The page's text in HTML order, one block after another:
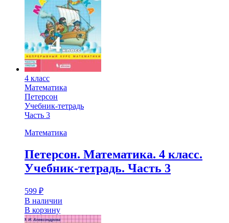
4 класс
Математика
Петерсон
Учебник-тетрадь
Часть 3
Математика
Петерсон. Математика. 4 класс.
Учебник-тетрадь. Часть 3
599 ₽
В наличии
В корзину